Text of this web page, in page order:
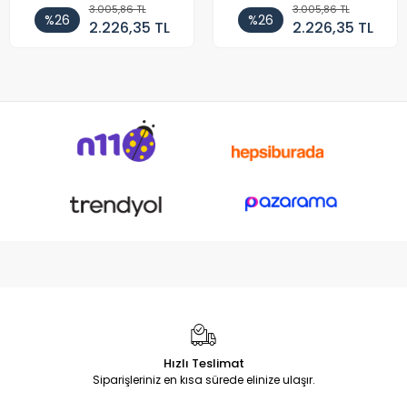
%26
3.005,86 TL
2.226,35 TL %26
3.005,86 TL
2.226,35 TL
Hızlı Teslimat
Siparişleriniz en kısa sürede elinize ulaşır.